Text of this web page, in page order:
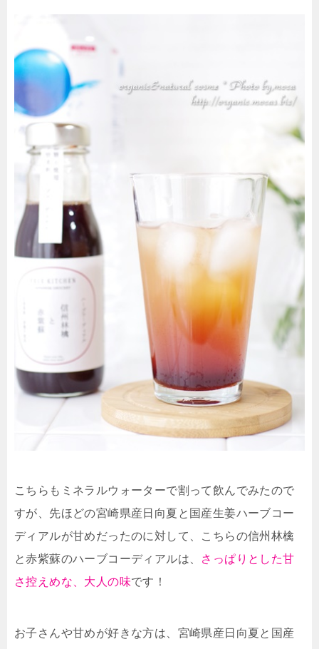
こちらもミネラルウォーターで割って飲んでみたので
すが、先ほどの宮崎県産日向夏と国産生姜ハーブコー
ディアルが甘めだったのに対して、こちらの信州林檎
と赤紫蘇のハーブコーディアルは、 さっぱりとした甘
さ控えめな、大人の味です！
お子さんや甘めが好きな方は、宮崎県産日向夏と国産